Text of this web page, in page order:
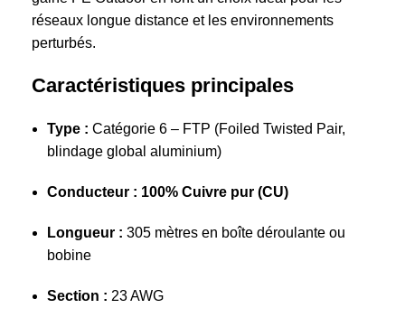
réseaux longue distance et les environnements
perturbés.
Caractéristiques principales
Type : Catégorie 6 – FTP (Foiled Twisted Pair,
blindage global aluminium)
Conducteur : 100% Cuivre pur (CU)
Longueur : 305 mètres en boîte déroulante ou
bobine
Section : 23 AWG